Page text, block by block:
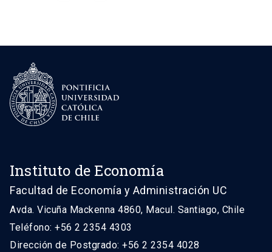
Instituto de Economía
Facultad de Economía y Administración UC
Avda. Vicuña Mackenna 4860, Macul. Santiago, Chile
Teléfono: +56 2 2354 4303
Dirección de Postgrado: +56 2 2354 4028